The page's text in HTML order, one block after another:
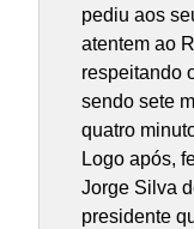
pediu aos
atentem ao
respeitando
sendo sete
quatro
Logo após,
Jorge Silva
presidente